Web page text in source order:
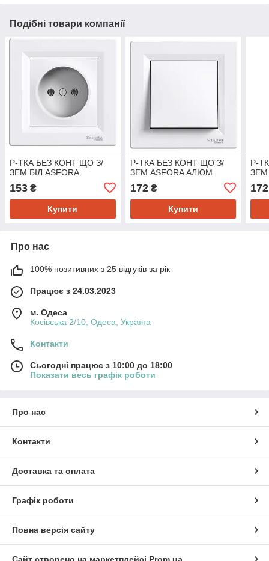
Подібні товари компанії
Р-ТКА БЕЗ КОНТ ЩО З/
ЗЕМ БІЛ ASFORA
153 ₴
Купити
Р-ТКА БЕЗ КОНТ ЩО З/
ЗЕМ ASFORA АЛЮМ.
172₴
Купити
Р-
ЗЕМ
172
Про нас
100% позитивних з 25 відгуків за рік
Працює з 24.03.2023
м. Одеса
Косівська 2/10, Одеса, Україна
Контакти
Сьогодні працює з 10:00 до 18:00
Показати весь графік роботи
Про нас
Контакти
Доставка та оплата
Графік роботи
Повна версія сайту
Сайт створено на маркетплейсі Prom.ua